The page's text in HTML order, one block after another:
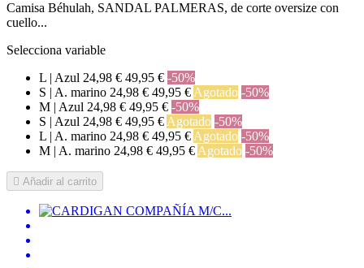
Camisa Béhulah, SANDAL PALMERAS, de corte oversize con
cuello...
Selecciona variable
L | Azul 24,98 € 49,95 € -50%
S | A. marino 24,98 € 49,95 € Agotado -50%
M | Azul 24,98 € 49,95 € -50%
S | Azul 24,98 € 49,95 € Agotado -50%
L | A. marino 24,98 € 49,95 € Agotado -50%
M | A. marino 24,98 € 49,95 € Agotado -50%
 Añadir al carrito